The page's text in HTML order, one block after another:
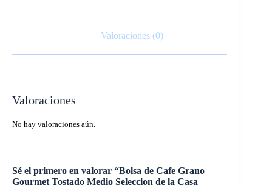
Valoraciones (0)
Valoraciones
No hay valoraciones aún.
Sé el primero en valorar “Bolsa de Cafe Grano
Gourmet Tostado Medio Seleccion de la Casa